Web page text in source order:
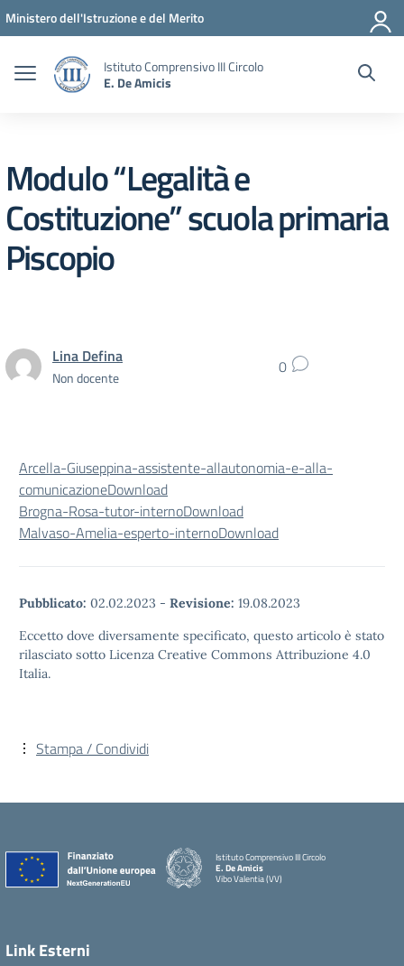
Vai ai contenuti
Vai al menu di navigazione
Vai al footer
Ministero dell'Istruzione e del Merito
Istituto Comprensivo III Circolo
E. De Amicis
Modulo “Legalità e
Costituzione” scuola primaria
Piscopio
Lina Defina
Non docente 0
Arcella-Giuseppina-assistente-allautonomia-e-alla-
comunicazioneDownload
Brogna-Rosa-tutor-internoDownload
Malvaso-Amelia-esperto-internoDownload
Pubblicato: 02.02.2023 - Revisione: 19.08.2023
Eccetto dove diversamente specificato, questo articolo è stato
rilasciato sotto Licenza Creative Commons Attribuzione 4.0
Italia.
Stampa / Condividi
Istituto Comprensivo III Circolo
E. De Amicis
Vibo Valentia (VV)
Link Esterni